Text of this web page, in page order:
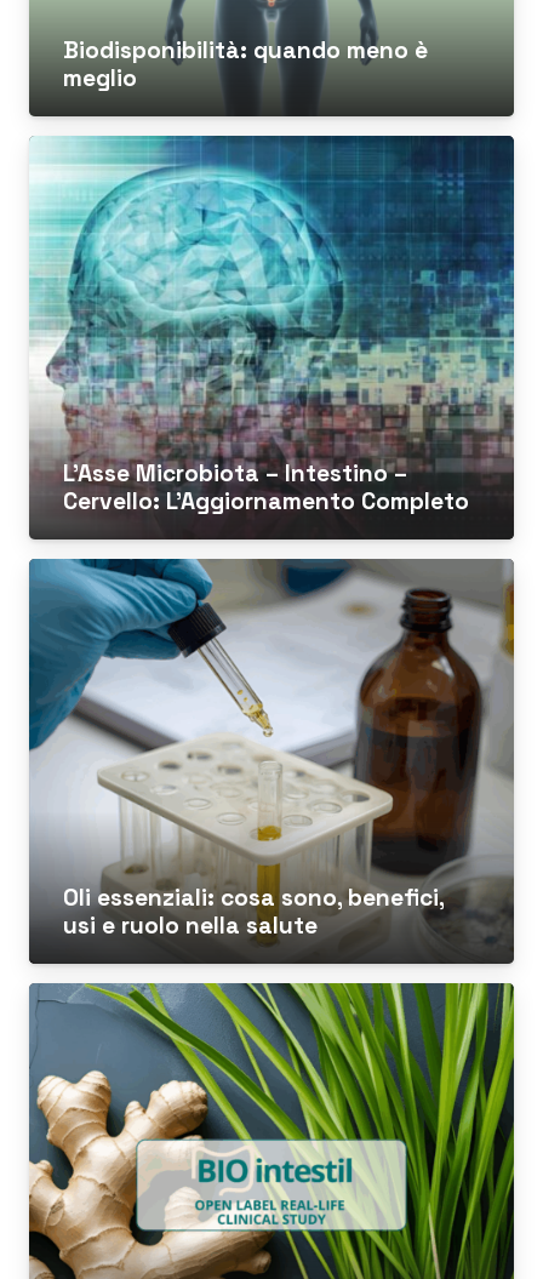
Biodisponibilità: quando meno è
meglio
L’Asse Microbiota – Intestino –
Cervello: L’Aggiornamento Completo
Oli essenziali: cosa sono, benefici,
usi e ruolo nella salute